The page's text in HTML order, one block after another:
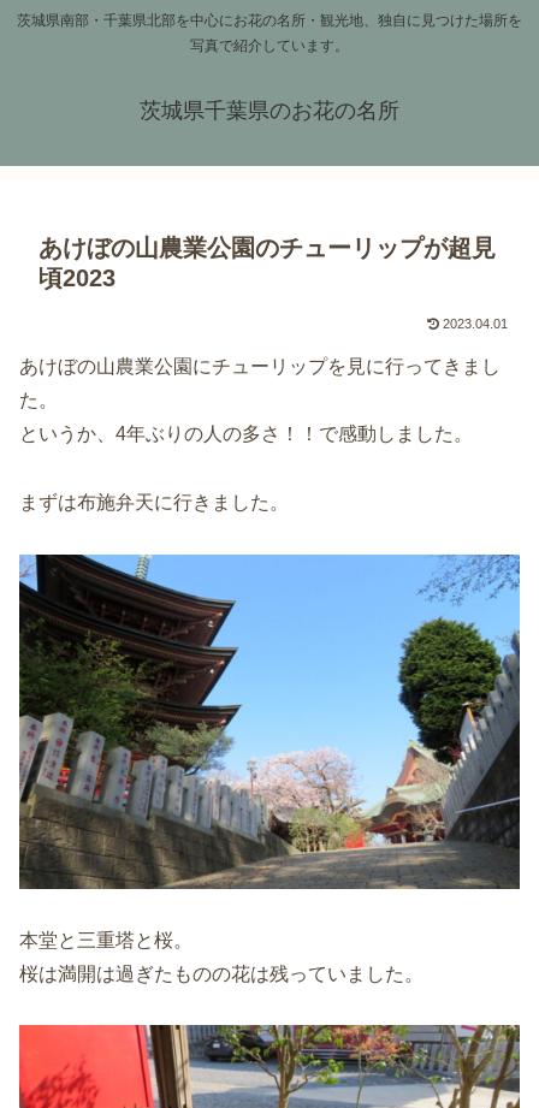
茨城県南部・千葉県北部を中心にお花の名所・観光地、独自に見つけた場所を
写真で紹介しています。
茨城県千葉県のお花の名所
あけぼの山農業公園のチューリップが超見
頃2023
2023.04.01
あけぼの山農業公園にチューリップを見に行ってきまし
た。
というか、4年ぶりの人の多さ！！で感動しました。
まずは布施弁天に行きました。
本堂と三重塔と桜。
桜は満開は過ぎたものの花は残っていました。